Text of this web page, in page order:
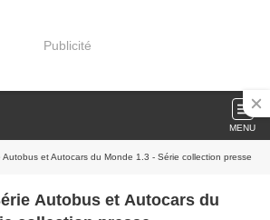
Publicité
MENU
et Autocars du Monde 1.3 - Série collection presse
Autobus et Autocars du